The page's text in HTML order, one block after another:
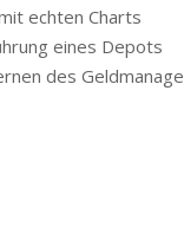
echten Charts
eines Depots
des